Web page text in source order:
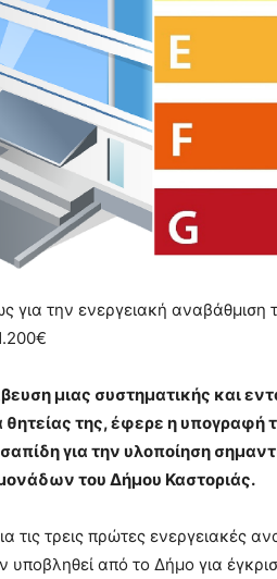
για την ενεργειακή
μιας συστηματικής και
θητείας της, έφερε η υπογραφή
για την υλοποίηση
του Δήμου Καστοριάς.
τις τρεις πρώτες ενεργειακές
υποβληθεί από το Δήμο για